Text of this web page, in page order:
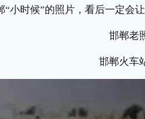
“小时候”的照片，看后一定会
邯郸老
邯郸火车